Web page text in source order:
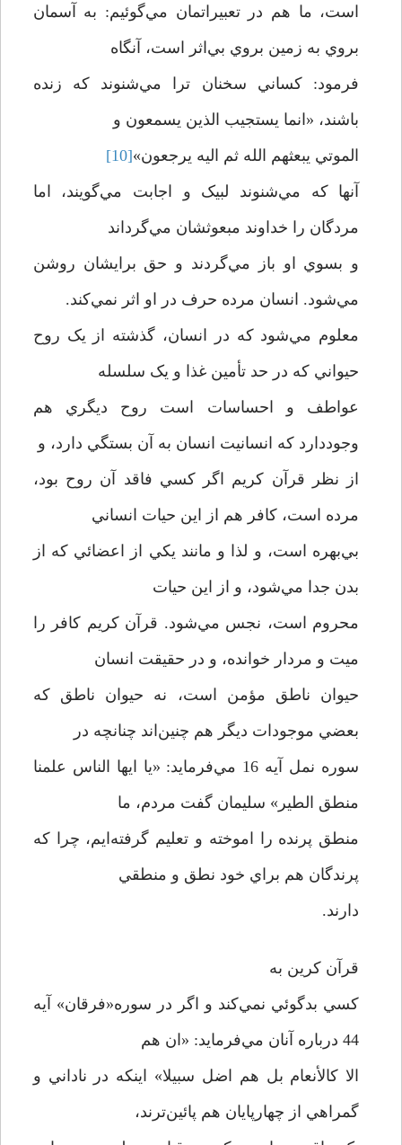
است، ما هم در تعبيراتمان مي‌گوئيم: به آسمان
بروي به زمين بروي بي‌اثر است، آنگاه
فرمود: کساني سخنان ترا مي‌شنوند که زنده
باشند، «انما يستجيب الذين يسمعون و
الموتي يبعثهم الله ثم اليه يرجعون»[10]
آنها که مي‌شنوند لبيک و اجابت مي‌گويند، اما
مردگان را خداوند مبعوثشان مي‌گرداند
و بسوي او باز مي‌گردند و حق برايشان روشن
مي‌شود. انسان مرده حرف در او اثر نمي‌کند.
معلوم مي‌شود که در انسان، گذشته از يک روح
حيواني که در حد تأمين غذا و يک سلسله
عواطف و احساسات است روح ديگري هم
وجوددارد که انسانيت انسان به آن بستگي دارد، و
از نظر قرآن کريم اگر کسي فاقد آن روح بود،
مرده است، کافر هم از اين حيات انساني
بي‌بهره است، و لذا و مانند يکي از اعضائي که از
بدن جدا مي‌شود، و از اين حيات
محروم است، نجس مي‌شود. قرآن کريم کافر را
ميت و مردار خوانده، و در حقيقت انسان
حيوان ناطق مؤمن است، نه حيوان ناطق که
بعضي موجودات ديگر هم چنين‌اند چنانچه در
سوره نمل آيه 16 مي‌فرمايد: «يا ايها الناس علمنا
منطق الطير» سليمان گفت مردم، ما
منطق پرنده را اموخته و تعليم گرفته‌ايم، چرا که
پرندگان هم براي خود نطق و منطقي
دارند.
قرآن کرين به
کسي بدگوئي نمي‌کند و اگر در سوره«فرقان» آيه
44 درباره آنان مي‌فرمايد: «ان هم
الا کالأنعام بل هم اضل سبيلا» اينکه در ناداني و
گمراهي از چهارپايان هم پائين‌ترند،